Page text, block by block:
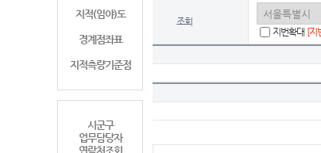
지적(임야)도
경계점좌표
지적측량기준점
시군구
업무담당자
연락처조회
조회
지번확대 [지